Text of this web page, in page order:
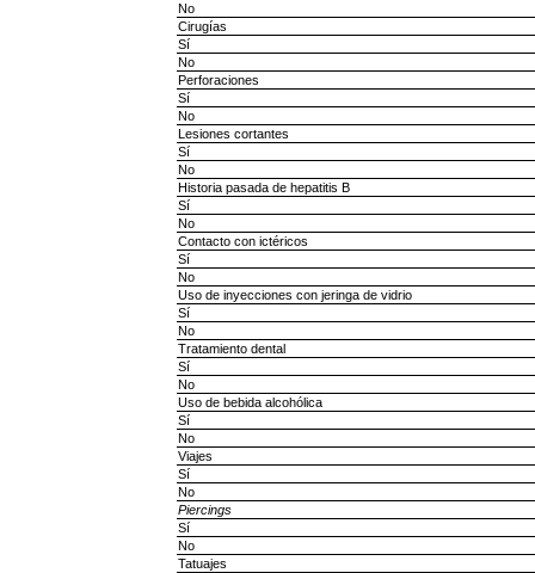
No
Cirugías
Sí
No
Perforaciones
Sí
No
Lesiones cortantes
Sí
No
Historia pasada de hepatitis B
Sí
No
Contacto con ictéricos
Sí
No
Uso de inyecciones con jeringa de vidrio
Sí
No
Tratamiento dental
Sí
No
Uso de bebida alcohólica
Sí
No
Viajes
Sí
No
Piercings
Sí
No
Tatuajes